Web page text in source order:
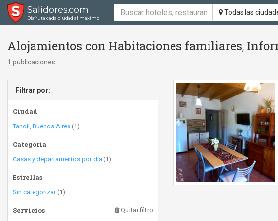
Salidores.com
Disfrutá cada ciudad al máximo
Todas las
Alojamientos con Habitaciones familiares,
1 publicaciones
Filtrar por:
Ciudad
Tandil, Buenos Aires (1)
Categoría
Casas y departamentos por día (1)
Estrellas
Sin categorizar(1)
Servicios Quitar filtro